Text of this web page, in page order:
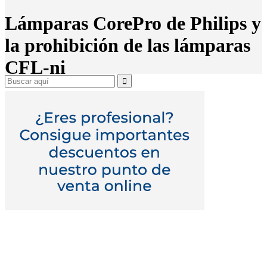
Lámparas CorePro de Philips y
la prohibición de las lámparas
CFL-ni
Search
for: